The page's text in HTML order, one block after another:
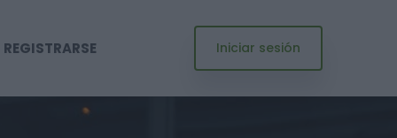
REGISTRARSE Iniciar sesión